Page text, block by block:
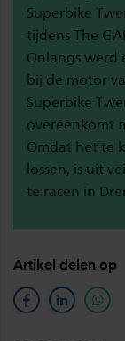
Superbike
tijdens The
Onlangs werd
bij de motor
Superbike
overeenkomt
Omdat het te
lossen, is uit
te racen in
Artikel delen op
facebooklinkedin